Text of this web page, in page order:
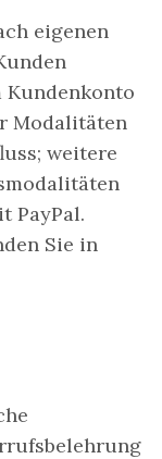
eigenen
Modalitäten
weitere
PayPal.
Sie in